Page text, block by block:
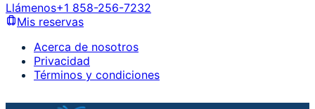
Llámenos+1 858-256-7232
Mis reservas
Acerca de nosotros
Privacidad
Términos y condiciones